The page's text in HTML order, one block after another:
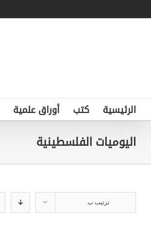
to
الرئيسية كتب أوراق علمية
اليوميات الفلسطينية
ترتيب ب